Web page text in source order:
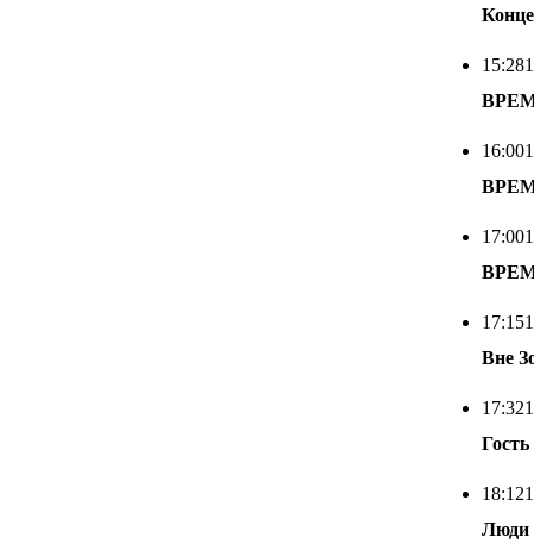
15:28
16:00
17:00
17:15
Вне
17:32
18:12
Люди